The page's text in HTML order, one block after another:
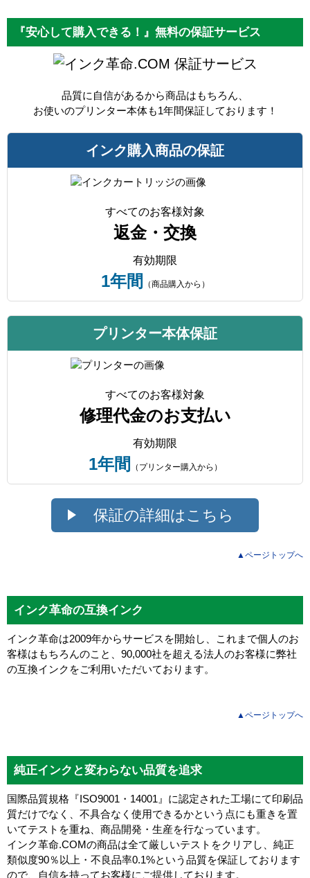
『安心して購入できる！』無料の保証サービス
保証サービス
品質に自信があるから商品はもちろん、
お使いのプリンター本体も1年間保証しております！
インク購入商品の保証
すべてのお客様対象
返金・交換
有効期限
1年間 （商品購入から）
プリンター本体保証
すべてのお客様対象
修理代金のお支払い
有効期限
1年間 （プリンター購入から）
保証の詳細はこちら
▲ページトップへ
インク革命の互換インク
インク革命は2009年からサービスを開始し、これまで個人のお
客様はもちろんのこと、90,000社を超える法人のお客様に弊社
の互換インクをご利用いただいております。
▲ページトップへ
純正インクと変わらない品質を追求
国際品質規格『ISO9001・14001』に認定された工場にて印刷品
質だけでなく、不具合なく使用できるかという点にも重きを置
いてテストを重ね、商品開発・生産を行なっています。
インク革命.COMの商品は全て厳しいテストをクリアし、 純正
類似度90％以上・不良品率0.1%という品質を保証しております
ので、自信を持ってお客様にご提供しております。